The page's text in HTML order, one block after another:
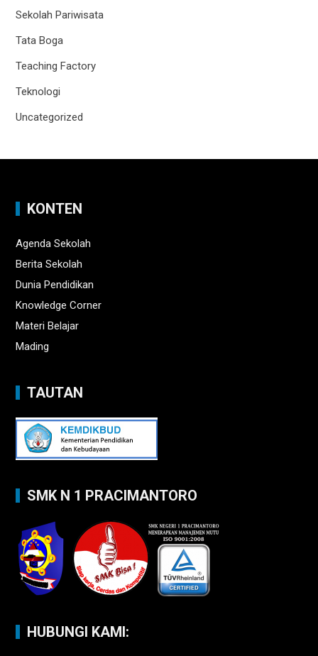
Sekolah Pariwisata
Tata Boga
Teaching Factory
Teknologi
Uncategorized
KONTEN
Agenda Sekolah
Berita Sekolah
Dunia Pendidikan
Knowledge Corner
Materi Belajar
Mading
TAUTAN
SMK N 1 PRACIMANTORO
HUBUNGI KAMI: